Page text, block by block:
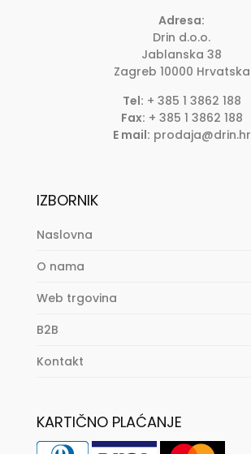
Adresa:
Drin d.o.o.
Jablanska 38
Zagreb 10000 Hrvatska
Tel: + 385 1 3862 188
Fax: + 385 1 3862 188
E mail: prodaja@drin.hr
IZBORNIK
Naslovna
O nama
Web trgovina
B2B
Kontakt
KARTIČNO PLAĆANJE